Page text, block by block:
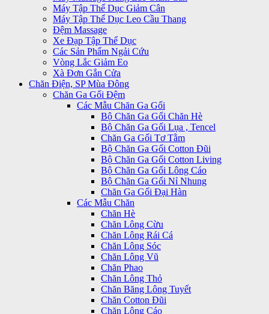
Máy Tập Thể Dục Giảm Cân
Máy Tập Thể Dục Leo Cầu Thang
Đệm Massage
Xe Đạp Tập Thể Dục
Các Sản Phẩm Ngải Cứu
Vòng Lắc Giảm Eo
Xà Đơn Gắn Cửa
Chăn Điện, SP Mùa Đông
Chăn Ga Gối Đệm
Các Mẫu Chăn Ga Gối
Bộ Chăn Ga Gối Chăn Hè
Bộ Chăn Ga Gối Lụa , Tencel
Chăn Ga Gối Tơ Tằm
Bộ Chăn Ga Gối Cotton Đũi
Bộ Chăn Ga Gối Cotton Living
Bộ Chăn Ga Gối Lông Cáo
Bộ Chăn Ga Gối Nỉ Nhung
Chăn Ga Gối Đại Hàn
Các Mẫu Chăn
Chăn Hè
Chăn Lông Cừu
Chăn Lông Rái Cá
Chăn Lông Sóc
Chăn Lông Vũ
Chăn Phao
Chăn Lông Thỏ
Chăn Băng Lông Tuyết
Chăn Cotton Đũi
Chăn Lông Cáo